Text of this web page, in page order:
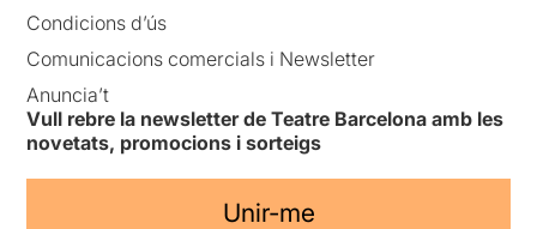
Condicions d’ús
Comunicacions comercials i Newsletter
Anuncia’t
Vull rebre la newsletter de Teatre Barcelona amb les
novetats, promocions i sorteigs
Unir-me